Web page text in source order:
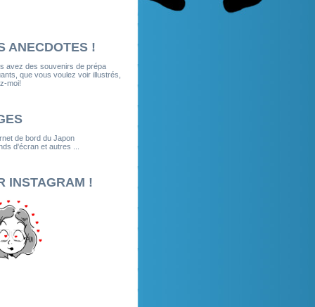
ANECDOTES !
avez des souvenirs de prépa
que vous voulez voir illustrés,
moi!
de bord du Japon
d'écran et autres ...
INSTAGRAM !